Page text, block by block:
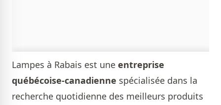
Lampes à Rabais est une entreprise
québécoise-canadienne spécialisée dans la
recherche quotidienne des meilleurs produits